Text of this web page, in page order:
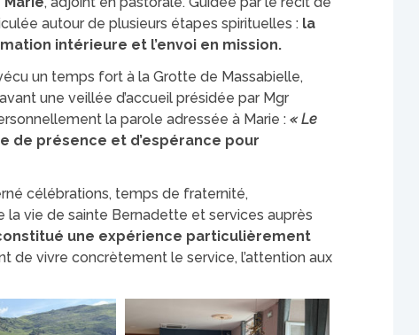
autour de plusieurs étapes spirituelles : la
intérieure et l’envoi en mission.
un temps fort à la Grotte de Massabielle,
une veillée d’accueil présidée par Mgr
la parole adressée à Marie : « Le
de présence et d’espérance pour
célébrations, temps de fraternité,
vie de sainte Bernadette et services auprès
une expérience particulièrement
de vivre concrètement le service, l’attention aux